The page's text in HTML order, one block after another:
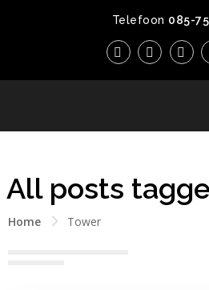
Telefoon 085-
All posts
Home Tower